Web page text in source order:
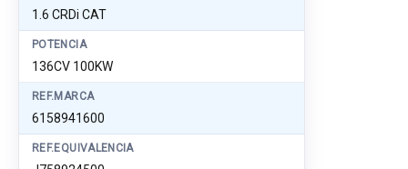
1.6 CRDi CAT
POTENCIA
136CV 100KW
REF.MARCA
6158941600
REF.EQUIVALENCIA